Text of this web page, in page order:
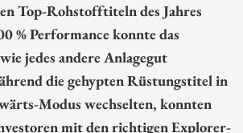
Top-Rohstofftiteln des Jahres
% Performance konnte das
jedes andere Anlagegut
die gehypten Rüstungstitel in
Modus wechselten, konnten
mit den richtigen Explorer-